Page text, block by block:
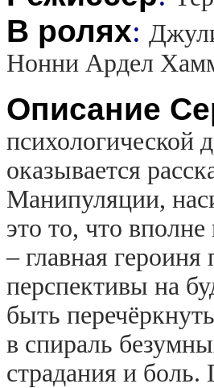
В ролях:
Нонни Ардел
Описание
психологической
оказывается
Манипуляции,
это то, что
– главная героиня
перспективы на
быть
в спираль
страдания и боль.